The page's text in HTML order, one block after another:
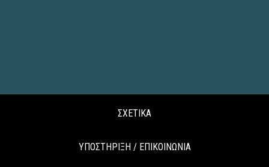
ΣΧΕΤΙΚΑ
ΥΠΟΣΤΗΡΙΞΗ / ΕΠΙΚΟΙΝΩΝΙΑ